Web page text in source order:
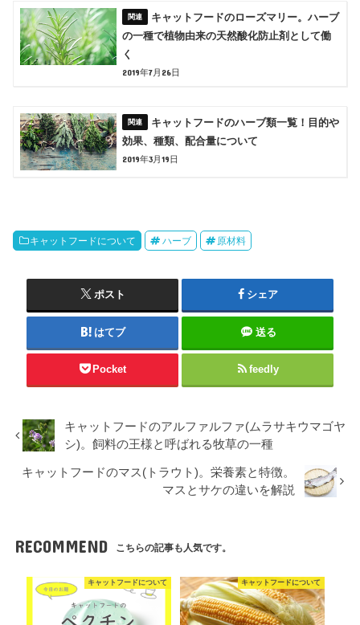
キャットフードのローズマリー。ハーブ
の一種で植物由来の天然酸化防止剤として働
く
2019年7月26日
キャットフードのハーブ類一覧！目的や
効果、種類、配合量について
2019年3月19日
キャットフードについて ハーブ 原材料
ポスト シェア
はてブ 送る
Pocket feedly
キャットフードのアルファルファ(ムラサキウマゴヤ
シ)。飼料の王様と呼ばれる牧草の一種
キャットフードのマス(トラウト)。栄養素と特徴。
マスとサケの違いを解説
RECOMMEND こちらの記事も人気です。
キャットフードについて キャットフードについて